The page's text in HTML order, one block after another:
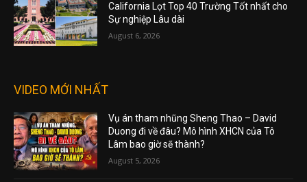
California Lọt Top 40 Trường Tốt nhất cho
Sự nghiệp Lâu dài
August 6, 2026
VIDEO MỚI NHẤT
Vụ án tham nhũng Sheng Thao – David
Duong đi về đâu? Mô hình XHCN của Tô
Lâm bao giờ sẽ thành?
August 5, 2026